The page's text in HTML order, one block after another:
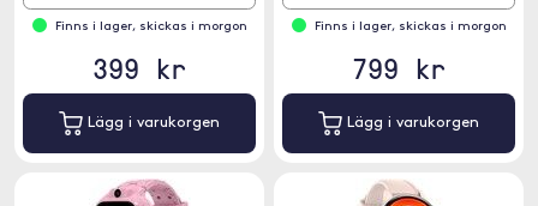
Finns i lager, skickas i morgon
399 kr
Lägg i varukorgen
Finns i lager, skickas i morgon
799 kr
Lägg i varukorgen